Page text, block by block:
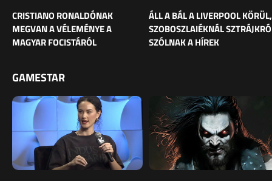
CRISTIANO RONALDÓNAK
MEGVAN A VÉLEMÉNYE A
MAGYAR FOCISTÁRÓL
ÁLL A BÁL A LIVERPOOL KÖRÜL,
SZOBOSZLAIÉKNÁL
SZÓLNAK A HÍREK
GAMESTAR